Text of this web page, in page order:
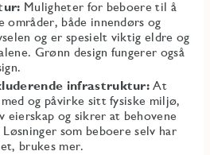
Muligheter for beboere til å
områder, både innendørs og
og er spesielt viktig eldre og
Grønn design fungerer også
infrastruktur: At
og påvirke sitt fysiske miljø,
eierskap og sikrer at behovene
som beboere selv har
brukes mer.